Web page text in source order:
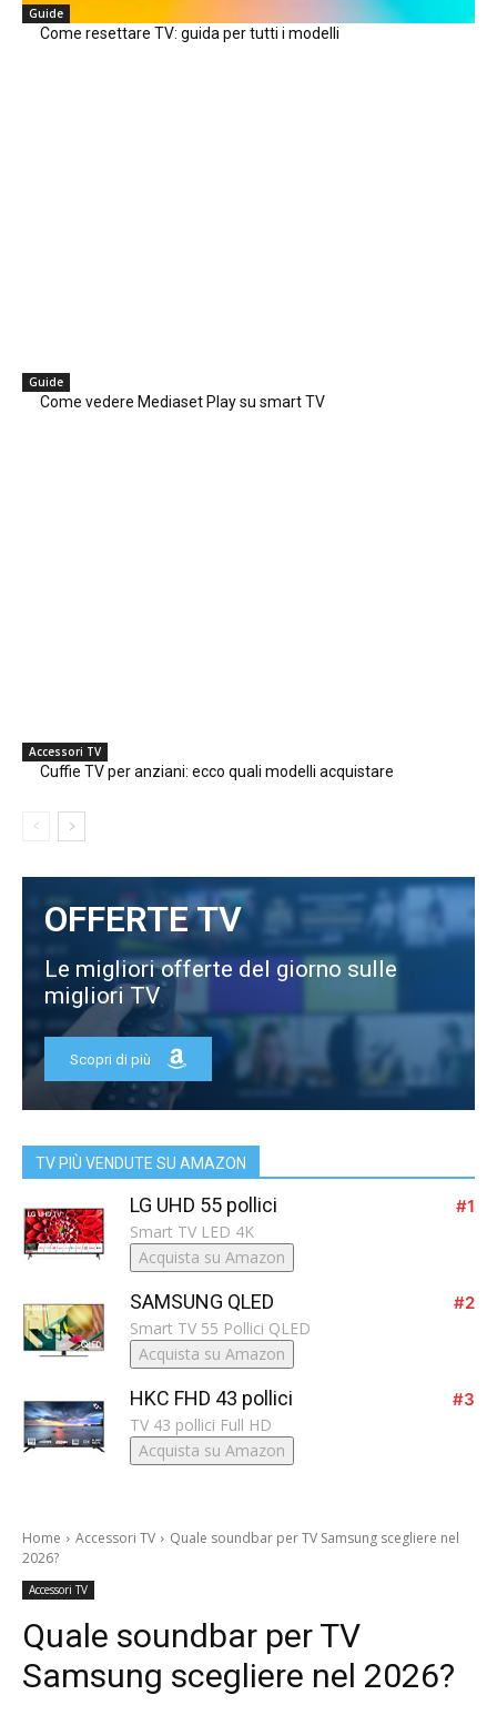
Guide
Come resettare TV: guida per tutti i modelli
Guide
Come vedere Mediaset Play su smart TV
Accessori TV
Cuffie TV per anziani: ecco quali modelli acquistare
OFFERTE TV
Le migliori offerte del giorno sulle
migliori TV
Scopri di più
TV PIÙ VENDUTE SU AMAZON
LG UHD 55 pollici
#1
Smart TV LED 4K
Acquista su Amazon
SAMSUNG QLED
#2
Smart TV 55 Pollici QLED
Acquista su Amazon
HKC FHD 43 pollici
#3
TV 43 pollici Full HD
Acquista su Amazon